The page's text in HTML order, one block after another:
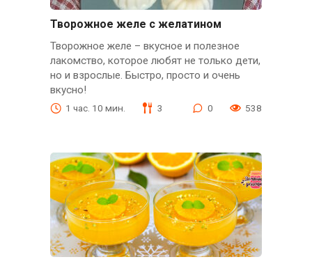
Творожное желе с желатином
Творожное желе – вкусное и полезное
лакомство, которое любят не только дети,
но и взрослые. Быстро, просто и очень
вкусно!
1 час. 10 мин. 3 0 538